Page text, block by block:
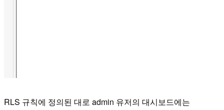
RLS 규칙에 정의된 대로 admin 유저의 대시보드에는